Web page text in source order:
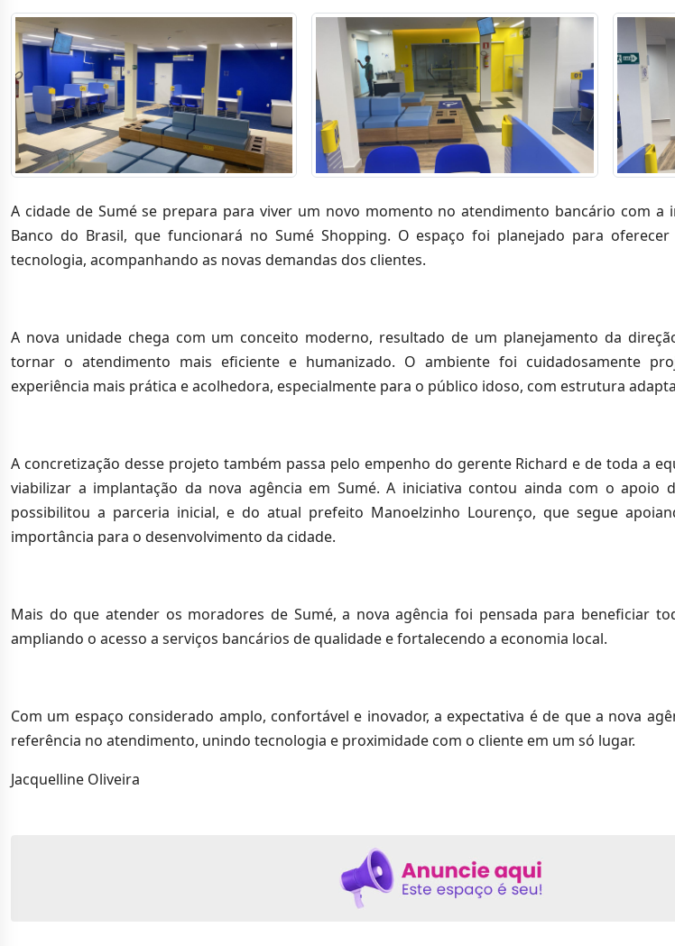
A cidade de Sumé se prepara para viver um novo momento no atendimento bancário com a
Banco do Brasil, que funcionará no Sumé Shopping. O espaço foi planejado para
tecnologia, acompanhando as novas demandas dos clientes.
A nova unidade chega com um conceito moderno, resultado de um planejamento da
tornar o atendimento mais eficiente e humanizado. O ambiente foi cuidadosamente
experiência mais prática e acolhedora, especialmente para o público idoso, com estrutura
A concretização desse projeto também passa pelo empenho do gerente Richard e de toda a
viabilizar a implantação da nova agência em Sumé. A iniciativa contou ainda com o apoio
possibilitou a parceria inicial, e do atual prefeito Manoelzinho Lourenço, que segue
importância para o desenvolvimento da cidade.
Mais do que atender os moradores de Sumé, a nova agência foi pensada para beneficiar
ampliando o acesso a serviços bancários de qualidade e fortalecendo a economia local.
Com um espaço considerado amplo, confortável e inovador, a expectativa é de que a nova
referência no atendimento, unindo tecnologia e proximidade com o cliente em um só lugar.
Jacquelline Oliveira